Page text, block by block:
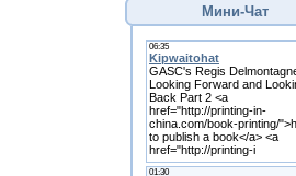
Мини-Чат